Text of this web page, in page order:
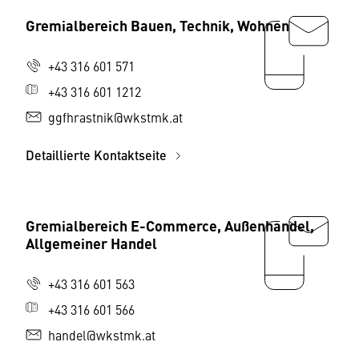
Gremialbereich Bauen, Technik, Wohnen
+43 316 601 571
+43 316 601 1212
ggfhrastnik@wkstmk.at
Detaillierte Kontaktseite
Gremialbereich E-Commerce, Außenhandel,
Allgemeiner Handel
+43 316 601 563
+43 316 601 566
handel@wkstmk.at